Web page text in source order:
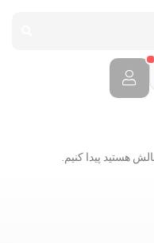
هستید پیدا کنیم.